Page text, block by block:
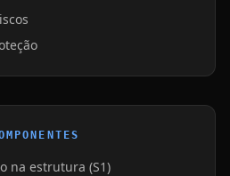
na estrutura (S1)